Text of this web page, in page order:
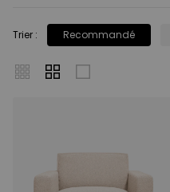
Trier : Recommandé